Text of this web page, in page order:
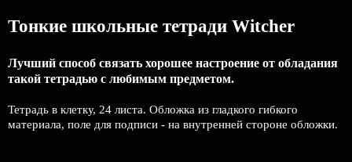
Тонкие школьные тетради Witcher
Лучший способ связать хорошее настроение от обладания
такой тетрадью c любимым предметом.
Тетрадь в клетку, 24 листа. Обложка из гладкого гибкого
материала, поле для подписи - на внутренней стороне обложки.